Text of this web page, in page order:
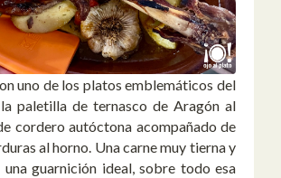
uno de los platos emblemáticos del
paletilla de ternasco de Aragón al
cordero autóctona acompañado de
al horno. Una carne muy tierna y
una guarnición ideal, sobre todo esa